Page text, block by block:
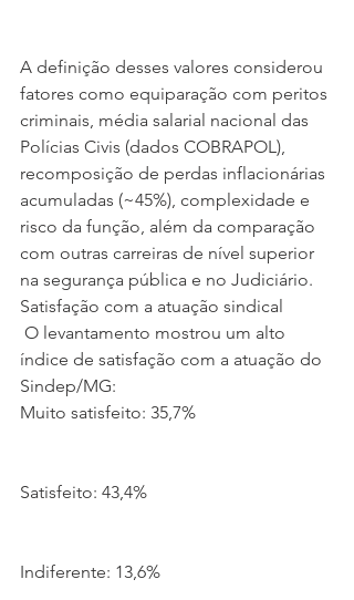
A definição desses valores considerou
fatores como equiparação com peritos
criminais, média salarial nacional das
Polícias Civis (dados COBRAPOL),
recomposição de perdas inflacionárias
acumuladas (~45%), complexidade e
risco da função, além da comparação
com outras carreiras de nível superior
na segurança pública e no Judiciário.
Satisfação com a atuação sindical
índice de satisfação com a atuação do
Sindep/MG:
Muito satisfeito: 35,7%
Satisfeito: 43,4%
Indiferente: 13,6%